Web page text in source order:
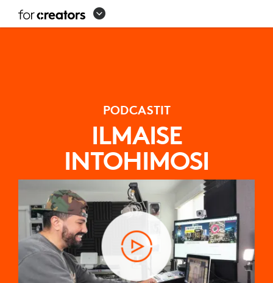
PODCAST-
PODCASTIT
ILMAISE
INTOHIMOSI